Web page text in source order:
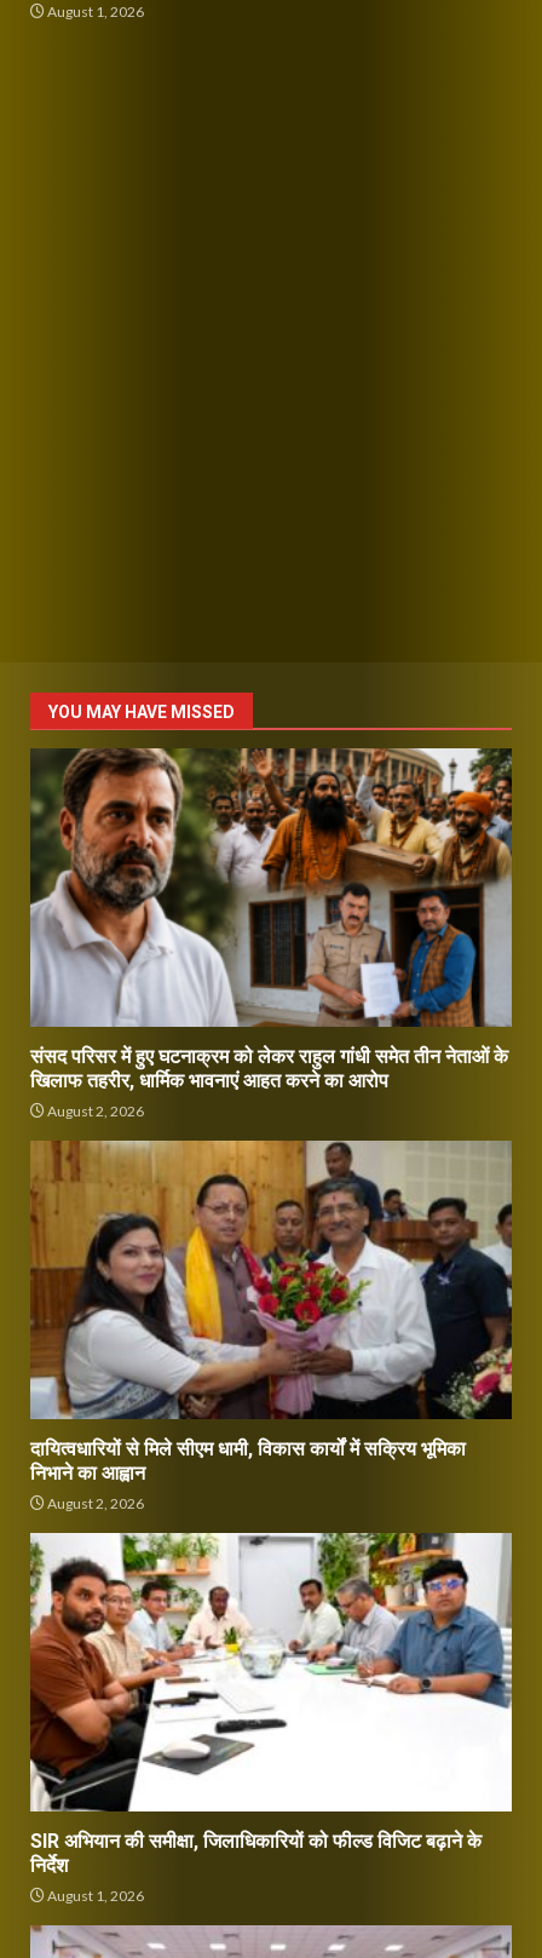
August 1, 2026
YOU MAY HAVE MISSED
संसद परिसर में हुए घटनाक्रम को लेकर राहुल गांधी समेत तीन नेताओं के
खिलाफ तहरीर, धार्मिक भावनाएं आहत करने का आरोप
August 2, 2026
दायित्वधारियों से मिले सीएम धामी, विकास कार्यों में सक्रिय भूमिका
निभाने का आह्वान
August 2, 2026
SIR अभियान की समीक्षा, जिलाधिकारियों को फील्ड विजिट बढ़ाने के
निर्देश
August 1, 2026